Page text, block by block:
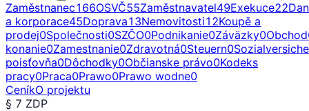
Zaměstnanec166OSVČ55Zaměstnavatel49Exekuce22
a korporace45Doprava13Nemovitosti12Koupě a
prodej0Společnosti0SZČO0Podnikanie0Záväzky0Obchod
konanie0Zamestnanie0Zdravotná0Steuern0
poisťovňa0Dôchodky0Občianske právo0Kodeks
pracy0Praca0Prawo0Prawo wodne0
CeníkO projektu
§ 7 ZDP